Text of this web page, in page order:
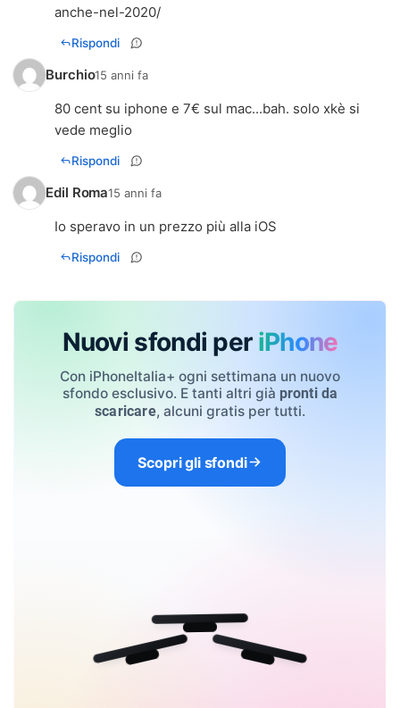
anche-nel-2020/
Rispondi
Burchio15 anni fa
80 cent su iphone e 7€ sul mac...bah. solo xkè si
vede meglio
Rispondi
Edil Roma15 anni fa
Io speravo in un prezzo più alla iOS
Rispondi
Nuovi sfondi per iPhone
Con iPhoneItalia+ ogni settimana un nuovo
sfondo esclusivo. E tanti altri già pronti da
scaricare, alcuni gratis per tutti.
Scopri gli sfondi